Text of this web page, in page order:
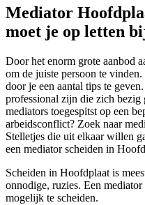
Mediator
moet je op letten
Door het enorm grote aanbod
om de juiste persoon te
door je een aantal tips te
professional zijn die zich bezig
mediators toegespitst op een
arbeidsconflict? Zoek naar
Stelletjes die uit elkaar willen
een mediator scheiden in
Scheiden in Hoofdplaat is
onnodige, ruzies. Een
mogelijk te scheiden.